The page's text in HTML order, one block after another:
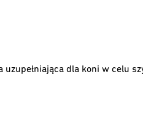
uzupełniająca dla koni w celu